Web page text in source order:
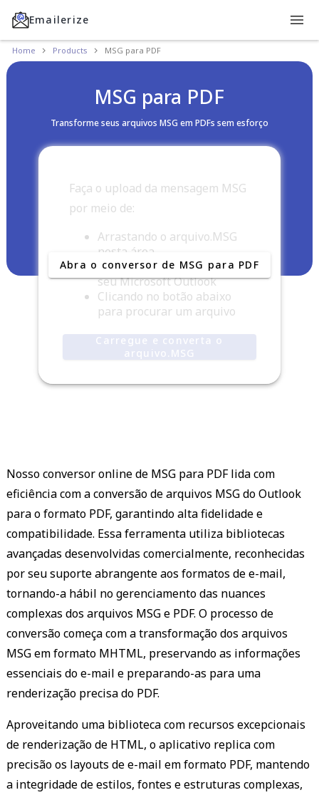
Emailerize
Home Products MSG para PDF
MSG para PDF
Transforme seus arquivos MSG em PDFs sem esforço
Faça o upload da mensagem MSG
por meio de:
Arrastando o arquivo.MSG
nesta área
Arrastando a mensagem do
seu Microsoft Outlook
Clicando no botão abaixo
para procurar um arquivo
Carregue e converta o
arquivo.MSG
Abra o conversor de MSG para PDF
Nosso conversor online de MSG para PDF lida com
eficiência com a conversão de arquivos MSG do Outlook
para o formato PDF, garantindo alta fidelidade e
compatibilidade. Essa ferramenta utiliza bibliotecas
avançadas desenvolvidas comercialmente, reconhecidas
por seu suporte abrangente aos formatos de e-mail,
tornando-a hábil no gerenciamento das nuances
complexas dos arquivos MSG e PDF. O processo de
conversão começa com a transformação dos arquivos
MSG em formato MHTML, preservando as informações
essenciais do e-mail e preparando-as para uma
renderização precisa do PDF.
Aproveitando uma biblioteca com recursos excepcionais
de renderização de HTML, o aplicativo replica com
precisão os layouts de e-mail em formato PDF, mantendo
a integridade de estilos, fontes e estruturas complexas,